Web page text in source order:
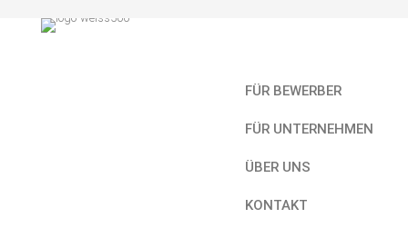
FÜR BEWERBER
FÜR UNTERNEHMEN
ÜBER UNS
KONTAKT